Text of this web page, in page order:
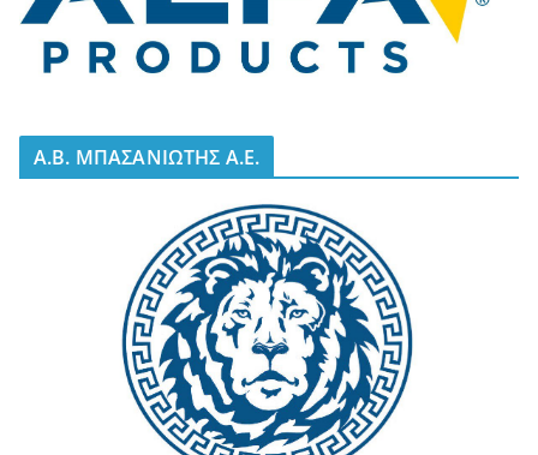
A.B. ΜΠΑΣΑΝΙΩΤΗΣ Α.Ε.